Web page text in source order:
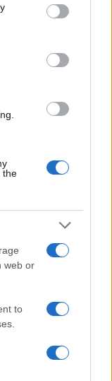
You may click to
party tags to
in below Google
the
web or
to